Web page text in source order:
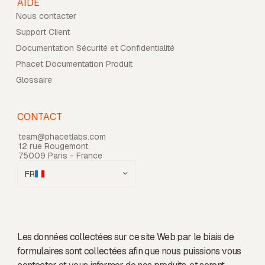
AIDE
Nous contacter
Support Client
Documentation Sécurité et Confidentialité
Phacet Documentation Produit
Glossaire
CONTACT
team@phacetlabs.com
12 rue Rougemont,
75009 Paris - France
FR
Les données collectées sur ce site Web par le biais de
formulaires sont collectées afin que nous puissions vous